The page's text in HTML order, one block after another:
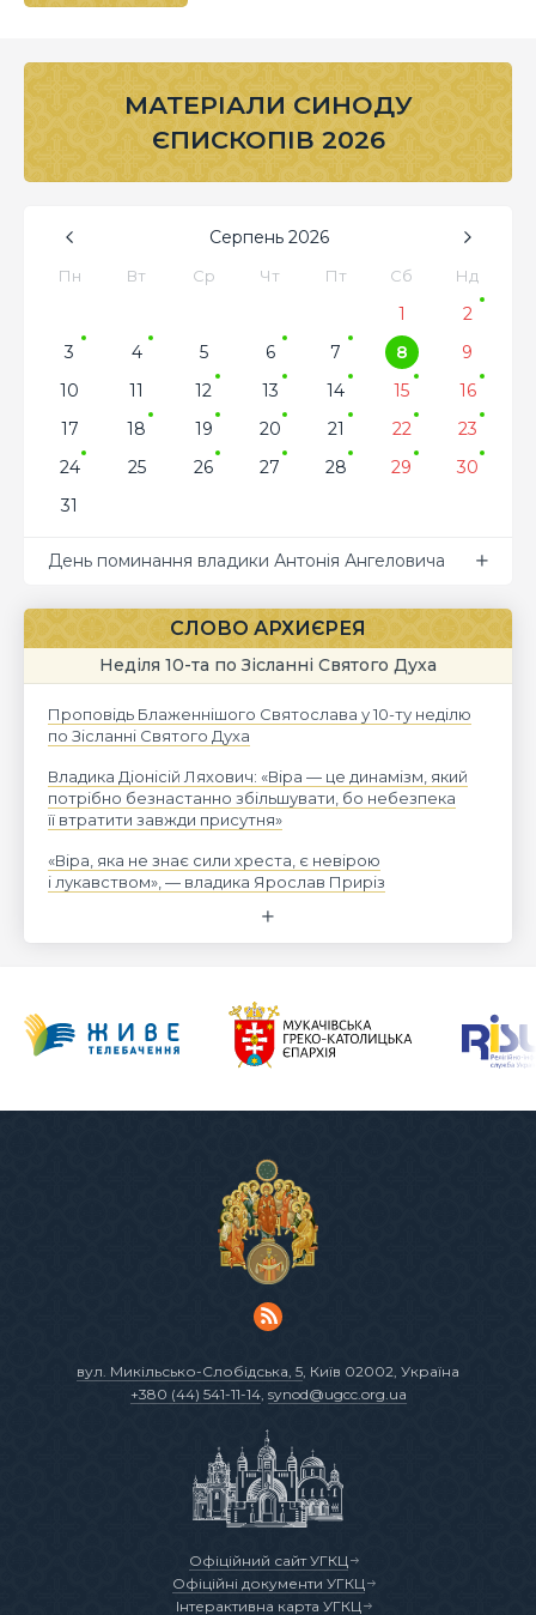
МАТЕРІАЛИ СИНОДУ
ЄПИСКОПІВ 2026
Серпень 2026
Пн Вт Ср Чт Пт Сб Нд
1
2
3
4 5 6 7 8
9
10
11 12 13 14 15
16
17
18 19 20 21 22
23
24
25 26 27 28 29
30
31
День поминання владики Антонія Ангеловича
СЛОВО АРХИЄРЕЯ
Неділя 10-та по Зісланні Святого Духа
Проповідь Блаженнішого Святослава у 10-ту неділю
по Зісланні Святого Духа
Владика Діонісій Ляхович: «Віра — це динамізм, який
потрібно безнастанно збільшувати, бо небезпека
її втратити завжди присутня»
«Віра, яка не знає сили хреста, є невірою
і лукавством», — владика Ярослав Приріз
вул. Микільсько-Слобідська, 5, Київ 02002, Україна
+380 (44) 541-11-14, synod@ugcc.org.ua
Офіційний сайт УГКЦ
Офіційні документи УГКЦ
Інтерактивна карта УГКЦ